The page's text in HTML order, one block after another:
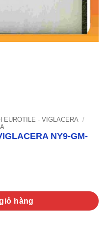
EUROTILE - VIGLACERA
/
NY9-GM-
GM-6604 số lượng
hàng